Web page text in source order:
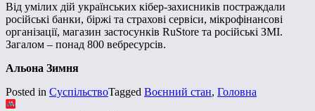
Від умілих дій українських кібер-захисників постраждали
російські банки, біржі та страхові сервіси, мікрофінансові
організації, магазин застосунків RuStore та російські ЗМІ.
Загалом – понад 800 вебресурсів.
Альона Зимня
Posted in СуспільствоTagged Воєнний стан, Головна